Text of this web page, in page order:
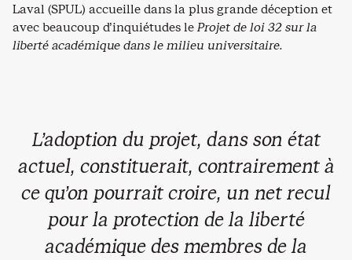
Laval (SPUL) accueille dans la plus grande déception et
avec beaucoup d’inquiétudes leProjet de loi 32 sur la
liberté académique dans le milieu universitaire.
L’adoption du projet, dans son état
actuel, constituerait, contrairement à
ce qu’on pourrait croire, un net recul
pour la protection de la liberté
académique des membres de la